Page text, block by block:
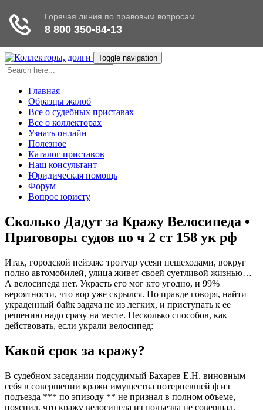
Toggle navigation
Главная
Образцы жалоб
Все о судебных приставах
Все о коллекторах
Узнать онлайн
Полезное
Каталог приставов
Наш консультант
Юридическая помощь
Форум
Вопрос юристу
Сколько Дадут за Кражу Велосипеда •
Приговоры судов по ч 2 ст 158 ук рф
Итак, городской пейзаж: тротуар усеян пешеходами, вокруг
полно автомобилей, улица живет своей суетливой жизнью…
А велосипеда нет. Украсть его мог кто угодно, и 99%
вероятности, что вор уже скрылся. По правде говоря, найти
украденный байк задача не из легких, и приступать к ее
решению надо сразу на месте. Несколько способов, как
действовать, если украли велосипед:
Какой срок за кражу?
В судебном заседании подсудимый Бахарев Е.Н. виновным
себя в совершении кражи имущества потерпевшей ф из
подъезда *** по эпизоду ** не признал в полном объеме,
пояснил, что кражу велосипеда из подъезда не совершал,